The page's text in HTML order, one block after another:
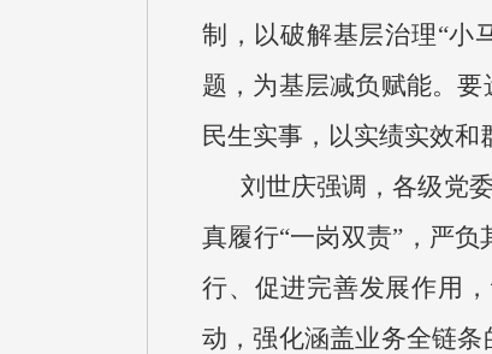
制，以破解基层治理“小
题，为基层减负赋能。
民生实事，以实绩实效和
刘世庆强调，各级党
真履行“一岗双责”，严
行、促进完善发展作用
动，强化涵盖业务全链